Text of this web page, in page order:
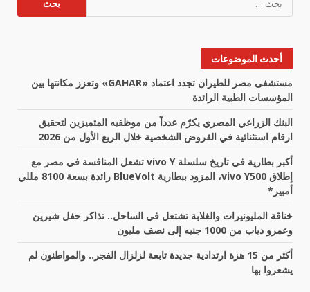
عن:
أحدث الموضوعات
مستشفى مصر للطيران تجدد اعتماد «GAHAR» وتعزز مكانتها بين
المؤسسات الطبية الرائدة
البنك الزراعي المصري يكرّم عدداً من موظفيه المتميزين لتحقيق
ارقام استثنائية في القروض الشخصية خلال الربع الأول من 2026
أكبر بطارية في تاريخ سلسلة vivo Y تشعل المنافسة في مصر مع
إطلاق vivo Y500، المزود ببطارية BlueVolt رائدة بسعة 8100 مللي
أمبير*
خناقة المليونيرات والغلابة تشتعل في الساحل.. تذاكر حفل شيرين
وعمرو دياب من 1000 جنيه إلى نصف مليون
أكثر من 15 هزة ارتدادية جديدة تابعة لزلزال الفجر.. والمواطنون لم
يشعروا بها